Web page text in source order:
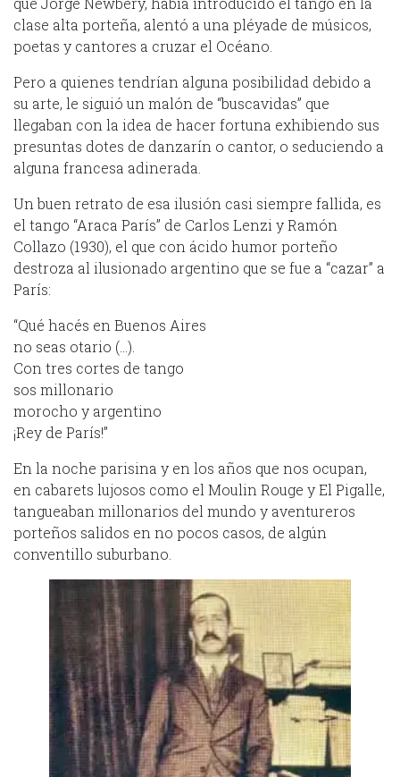
clase alta porteña, alentó a una pléyade de músicos,
poetas y cantores a cruzar el Océano.
Pero a quienes tendrían alguna posibilidad debido a
su arte, le siguió un malón de “buscavidas” que
llegaban con la idea de hacer fortuna exhibiendo sus
presuntas dotes de danzarín o cantor, o seduciendo a
alguna francesa adinerada.
Un buen retrato de esa ilusión casi siempre fallida, es
el tango “Araca París” de Carlos Lenzi y Ramón
Collazo (1930), el que con ácido humor porteño
destroza al ilusionado argentino que se fue a “cazar” a
París:
“Qué hacés en Buenos Aires
no seas otario (…).
Con tres cortes de tango
sos millonario
morocho y argentino
¡Rey de París!”
En la noche parisina y en los años que nos ocupan,
en cabarets lujosos como el Moulin Rouge y El Pigalle,
tangueaban millonarios del mundo y aventureros
porteños salidos en no pocos casos, de algún
conventillo suburbano.